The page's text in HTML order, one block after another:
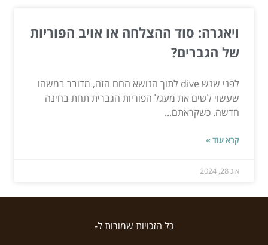
ויאגרה: סוד ההצלחה או אויב הפוריות
של הגברים?
לפני שנש dive לתוך הנושא החם הזה, מדובר במשהו
שעשוי לשים את מעגל הפוריות הגברית תחת בחינה
חדשה. כשקראתם...
קרא עוד »
אוג 28, 2024
כל הזכויות שמורות ל-